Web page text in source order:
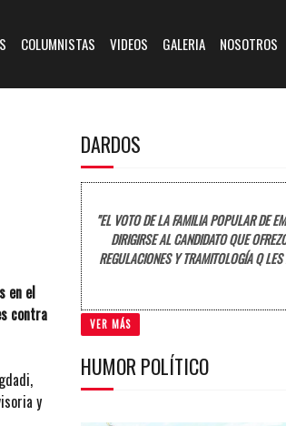
COLUMNISTAS VIDEOS GALERIA NOSOTROS
en el
contra
y
DARDOS
"EL VOTO DE LA FAMILIA POPULAR DE
DIRIGIRSE AL CANDIDATO QUE
REGULACIONES Y TRAMITOLOGÍA Q
VER MÁS
HUMOR POLÍTICO